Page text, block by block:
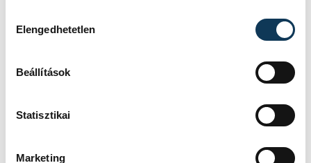
Elengedhetetlen
Beállítások
Statisztikai
Marketing
kultúra
FOTÓS